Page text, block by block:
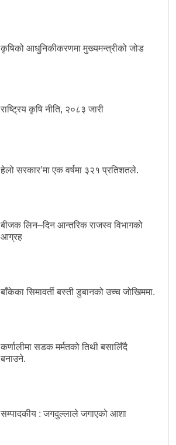
कृषिको आधुनिकीकरणमा मुख्यमन्त्रीको जोड
राष्ट्रिय कृषि नीति, २०८३ जारी
हेलो सरकार’मा एक वर्षमा ३२१ प्रतिशतले.
बीजक लिन–दिन आन्तरिक राजस्व विभागको
आग्रह
बाँकेका सिमावर्ती बस्ती डुबानको उच्च जोखिममा.
कर्णालीमा सडक मर्मतको तिथी बसालिँदै
बनाउने.
सम्पादकीय : जगदुल्लाले जगाएको आशा